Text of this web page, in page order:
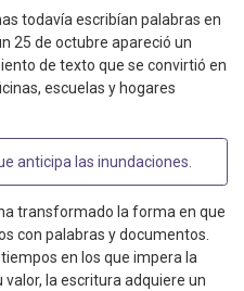
todavía escribían palabras en
25 de octubre apareció un
de texto que se convirtió en
escuelas y hogares
anticipa las inundaciones
transformado la forma en que
con palabras y documentos.
en los que impera la
la escritura adquiere un